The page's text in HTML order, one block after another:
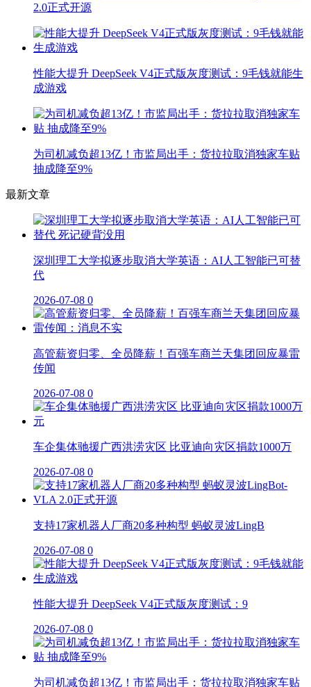
2.0正式开源
性能大提升 DeepSeek V4正式版灰度测试：9毛钱就能生
成游戏
为司机减负超13亿！市监局出手：货拉拉取消独家车贴
抽成降至9%
最新文章
深圳理工大学拟逐步取消大学英语：AI人工智能已可替
代
2026-07-08 0
高管薪资归零、全员降薪！百强车商兰天集团回应暴雷
传闻
2026-07-08 0
车企集体驰援广西洪涝灾区 比亚迪向灾区捐款1000万
2026-07-08 0
支持17家机器人厂商20多种构型 蚂蚁灵波LingB
2026-07-08 0
性能大提升 DeepSeek V4正式版灰度测试：9
2026-07-08 0
为司机减负超13亿！市监局出手：货拉拉取消独家车贴